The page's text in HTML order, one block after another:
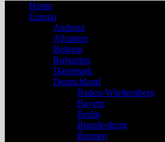
Home
Europa
Andorra
Albanien
Belgien
Bulgarien
Dänemark
Deutschland
Baden-Württemberg
Bayern
Berlin
Brandenburg
Bremen